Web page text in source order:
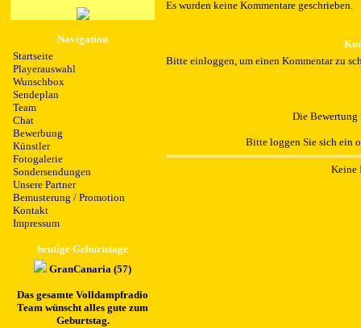
Navigation
Startseite
Playerauswahl
Wunschbox
Sendeplan
Team
Chat
Bewerbung
Künstler
Fotogalerie
Sondersendungen
Unsere Partner
Bemusterung / Promotion
Kontakt
Impressum
heutige Geburtstage
GranCanaria (57)
Das gesamte Volldampfradio
Team wünscht alles gute zum
Geburtstag.
Es wurden keine Kommentare geschrieben.
Bitte einloggen, um einen Kommentar zu
Die
Bitte loggen Sie sich ein
Keine